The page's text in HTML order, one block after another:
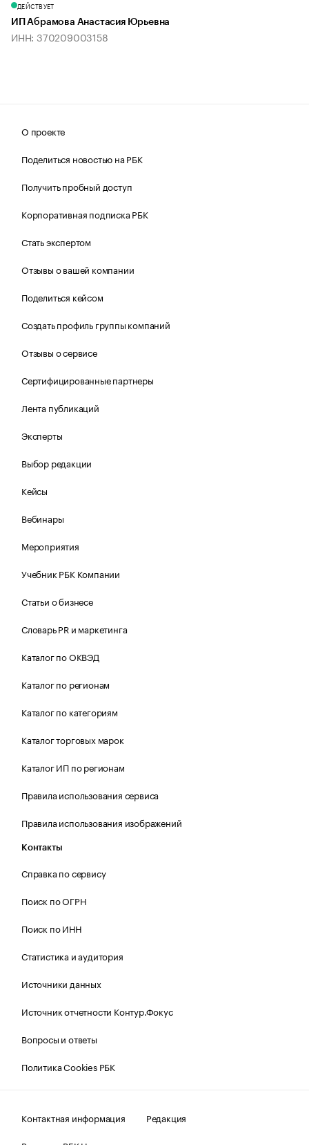
ДЕЙСТВУЕТ
ИП Абрамова Анастасия Юрьевна
ИНН: 370209003158
О проекте
Поделиться новостью на РБК
Получить пробный доступ
Корпоративная подписка РБК
Стать экспертом
Отзывы о вашей компании
Поделиться кейсом
Создать профиль группы компаний
Отзывы о сервисе
Сертифицированные партнеры
Лента публикаций
Эксперты
Выбор редакции
Кейсы
Вебинары
Мероприятия
Учебник РБК Компании
Статьи о бизнесе
Словарь PR и маркетинга
Каталог по ОКВЭД
Каталог по регионам
Каталог по категориям
Каталог торговых марок
Каталог ИП по регионам
Правила использования сервиса
Правила использования изображений
Контакты
Справка по сервису
Поиск по ОГРН
Поиск по ИНН
Статистика и аудитория
Источники данных
Источник отчетности Контур.Фокус
Вопросы и ответы
Политика Cookies РБК
Контактная информация
Редакция